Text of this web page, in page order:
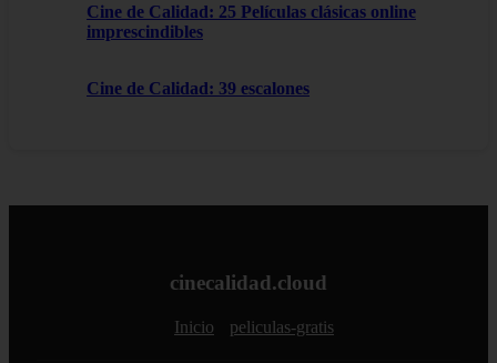
Cine de Calidad: 25 Películas clásicas online
imprescindibles
Cine de Calidad: 39 escalones
cinecalidad.cloud
Inicio peliculas-gratis